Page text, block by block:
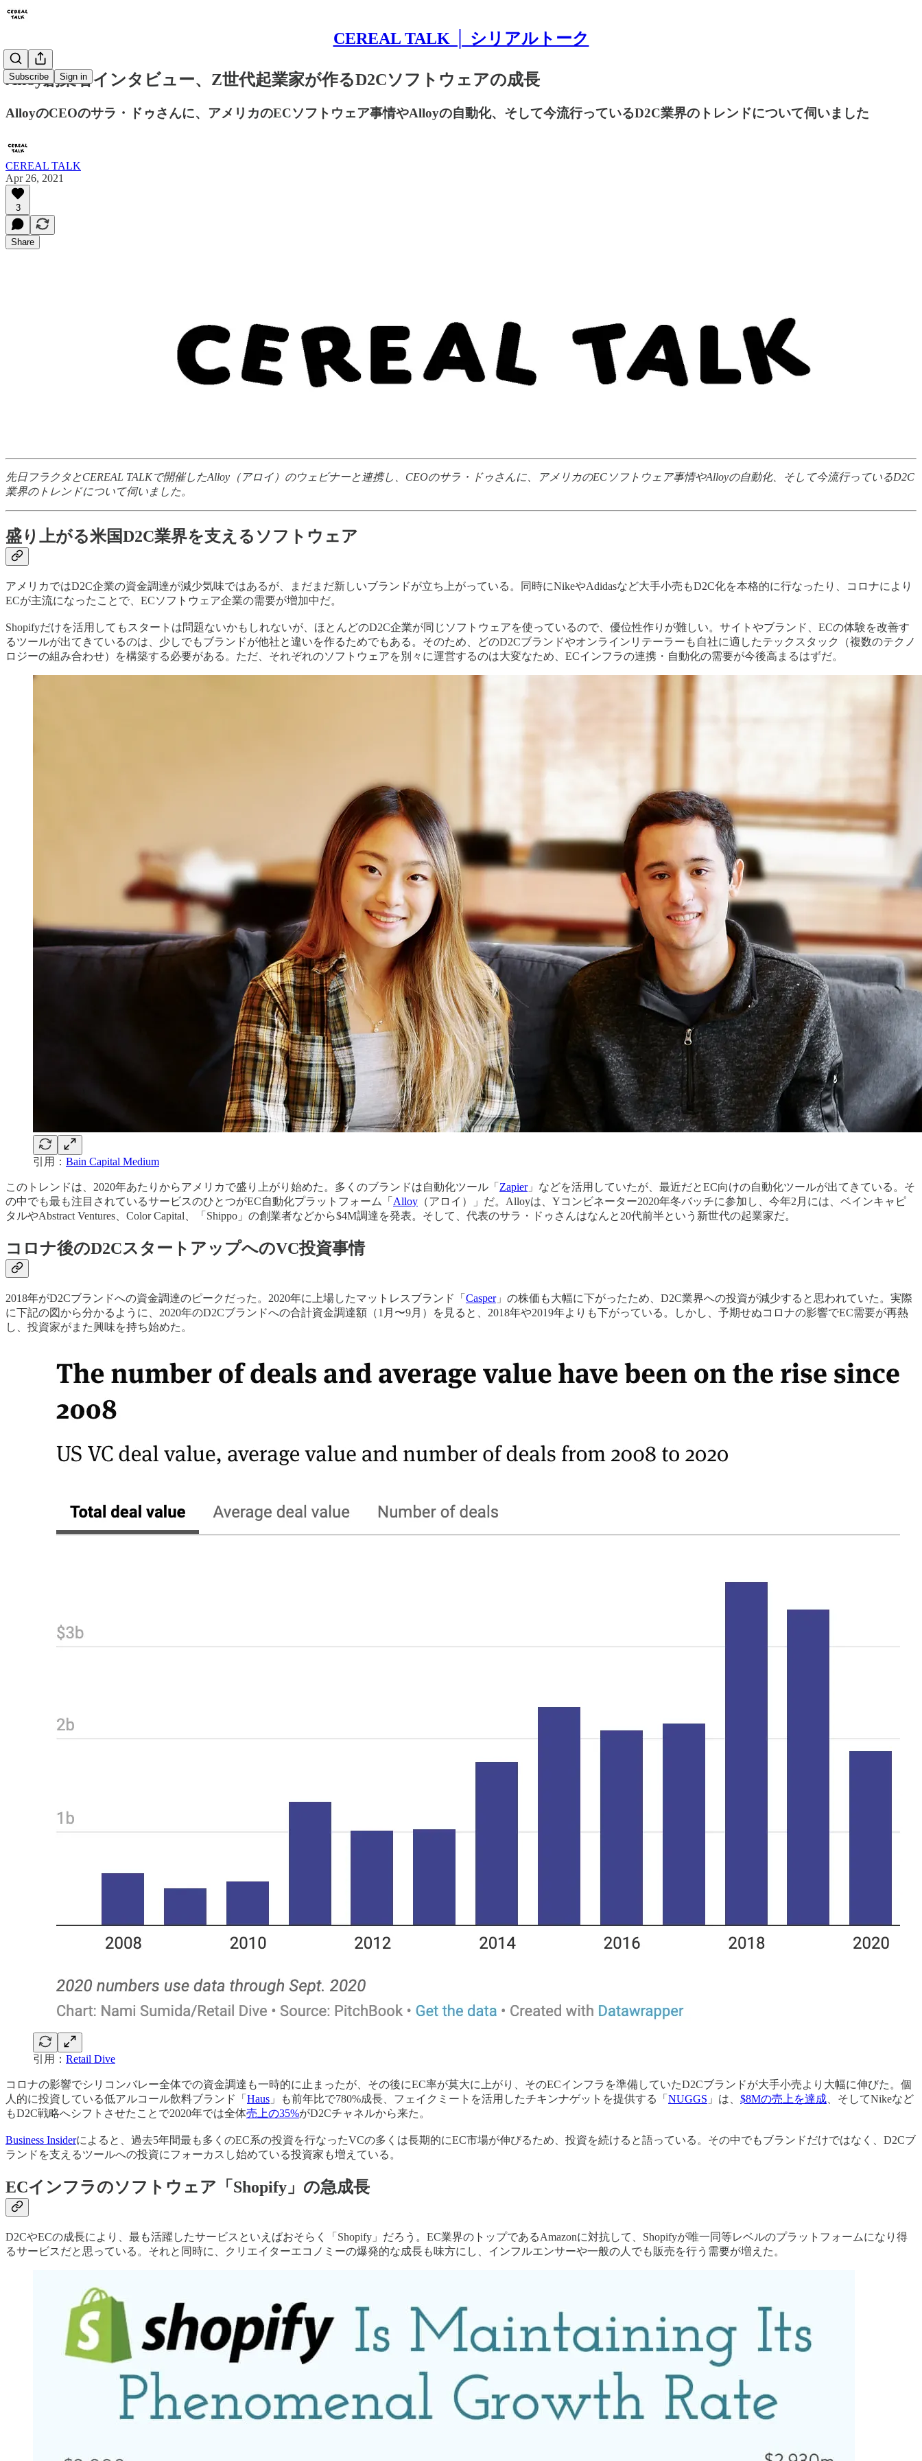
CEREAL TALK │ シリアルトーク
Subscribe Sign in
Alloy創業者インタビュー、Z世代起業家が作るD2Cソフトウェアの成長
AlloyのCEOのサラ・ドゥさんに、アメリカのECソフトウェア事情やAlloyの自動化、そして今流行っているD2C業界のトレンドについて伺いました
CEREAL TALK
Apr 26, 2021
3
Share
先日フラクタとCEREAL TALKで開催したAlloy（アロイ）のウェビナーと連携し、CEOのサラ・ドゥさんに、アメリカのECソフトウェア事情やAlloyの自動化、そして今流行っているD2C
業界のトレンドについて伺いました。
盛り上がる米国D2C業界を支えるソフトウェア
アメリカではD2C企業の資金調達が減少気味ではあるが、まだまだ新しいブランドが立ち上がっている。同時にNikeやAdidasなど大手小売もD2C化を本格的に行なったり、コロナにより
ECが主流になったことで、ECソフトウェア企業の需要が増加中だ。
Shopifyだけを活用してもスタートは問題ないかもしれないが、ほとんどのD2C企業が同じソフトウェアを使っているので、優位性作りが難しい。サイトやブランド、ECの体験を改善す
るツールが出てきているのは、少しでもブランドが他社と違いを作るためでもある。そのため、どのD2Cブランドやオンラインリテーラーも自社に適したテックスタック（複数のテクノ
ロジーの組み合わせ）を構築する必要がある。ただ、それぞれのソフトウェアを別々に運営するのは大変なため、ECインフラの連携・自動化の需要が今後高まるはずだ。
引用： Bain Capital Medium
このトレンドは、2020年あたりからアメリカで盛り上がり始めた。多くのブランドは自動化ツール「 Zapier」などを活用していたが、最近だとEC向けの自動化ツールが出てきている。そ
の中でも最も注目されているサービスのひとつがEC自動化プラットフォーム「 Alloy （アロイ）」だ。Alloyは、Yコンビネーター2020年冬バッチに参加し、今年2月には、ベインキャピ
タルやAbstract Ventures、Color Capital、「Shippo」の創業者などから$4M調達を発表。そして、代表のサラ・ドゥさんはなんと20代前半という新世代の起業家だ。
コロナ後のD2CスタートアップへのVC投資事情
2018年がD2Cブランドへの資金調達のピークだった。2020年に上場したマットレスブランド「 Casper」の株価も大幅に下がったため、D2C業界への投資が減少すると思われていた。実際
に下記の図から分かるように、2020年のD2Cブランドへの合計資金調達額（1月〜9月）を見ると、2018年や2019年よりも下がっている。しかし、予期せぬコロナの影響でEC需要が再熱
し、投資家がまた興味を持ち始めた。
引用： Retail Dive
コロナの影響でシリコンバレー全体での資金調達も一時的に止まったが、その後にEC率が莫大に上がり、そのECインフラを準備していたD2Cブランドが大手小売より大幅に伸びた。個
人的に投資している低アルコール飲料ブランド「 Haus 」も前年比で780%成長、フェイクミートを活用したチキンナゲットを提供する「 NUGGS 」は、 $8Mの売上を達成 、そしてNikeなど
もD2C戦略へシフトさせたことで2020年では全体売上の35%がD2Cチャネルから来た。
Business Insiderによると、過去5年間最も多くのEC系の投資を行なったVCの多くは長期的にEC市場が伸びるため、投資を続けると語っている。その中でもブランドだけではなく、D2Cブ
ランドを支えるツールへの投資にフォーカスし始めている投資家も増えている。
ECインフラのソフトウェア「Shopify」の急成長
D2CやECの成長により、最も活躍したサービスといえばおそらく「Shopify」だろう。EC業界のトップであるAmazonに対抗して、Shopifyが唯一同等レベルのプラットフォームになり得
るサービスだと思っている。それと同時に、クリエイターエコノミーの爆発的な成長も味方にし、インフルエンサーや一般の人でも販売を行う需要が増えた。